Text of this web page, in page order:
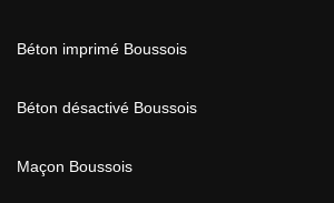
Béton imprimé Boussois
Béton désactivé Boussois
Maçon Boussois